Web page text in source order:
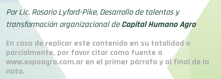
Por Lic. Rosario Lyford-Pike, Desarrollo de talentos y
transformación organizacional deCapital Humano Agro
En caso de replicar este contenido en su totalidad o
parcialmente, por favor citar como fuente a
www.expoagro.com.ar en el primer párrafo y al final de la
nota.